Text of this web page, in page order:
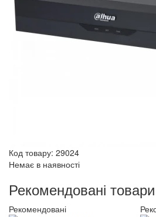
Код товару: 29024
Немає в наявності
Рекомендовані товари
Рекомендовані